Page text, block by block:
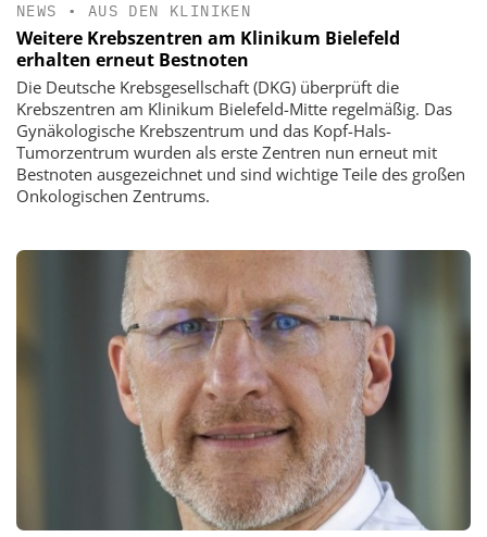
NEWS • AUS DEN KLINIKEN
Weitere Krebszentren am Klinikum Bielefeld
erhalten erneut Bestnoten
Die Deutsche Krebsgesellschaft (DKG) überprüft die
Krebszentren am Klinikum Bielefeld-Mitte regelmäßig. Das
Gynäkologische Krebszentrum und das Kopf-Hals-
Tumorzentrum wurden als erste Zentren nun erneut mit
Bestnoten ausgezeichnet und sind wichtige Teile des großen
Onkologischen Zentrums.